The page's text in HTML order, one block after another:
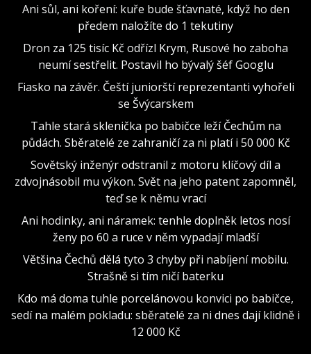
Ani sůl, ani koření: kuře bude šťavnaté, když ho den
předem naložíte do 1 tekutiny
Dron za 125 tisíc Kč odřízl Krym, Rusové ho zaboha
neumí sestřelit. Postavil ho bývalý šéf Googlu
Fiasko na závěr. Čeští juniorští reprezentanti vyhořeli
se Švýcarskem
Tahle stará sklenička po babičce leží Čechům na
půdách. Sběratelé ze zahraničí za ni platí i 50 000 Kč
Sovětský inženýr odstranil z motoru klíčový díl a
zdvojnásobil mu výkon. Svět na jeho patent zapomněl,
teď se k němu vrací
Ani hodinky, ani náramek: tenhle doplněk letos nosí
ženy po 60 a ruce v něm vypadají mladší
Většina Čechů dělá tyto 3 chyby při nabíjení mobilu.
Strašně si tím ničí baterku
Kdo má doma tuhle porcelánovou konvici po babičce,
sedí na malém pokladu: sběratelé za ni dnes dají klidně i
12 000 Kč